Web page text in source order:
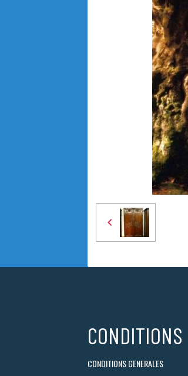
CONDITIONS GENERALES